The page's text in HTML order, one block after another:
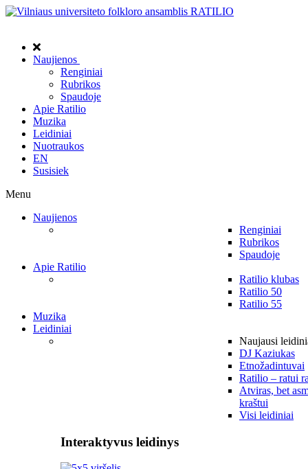
Naujienos
Renginiai
Rubrikos
Spaudoje
Apie Ratilio
Muzika
Leidiniai
Nuotraukos
EN
Susisiek
Menu
Naujienos
Renginiai
Rubrikos
Spaudoje
Apie Ratilio
Ratilio klubas
Ratilio 50
Ratilio 55
Muzika
Leidiniai
Naujausi
DJ Kaziukas
Etnožadintuvai
Ratilio – ratui
Atviras, bet
kraštui
Visi leidiniai
Interaktyvus leidinys